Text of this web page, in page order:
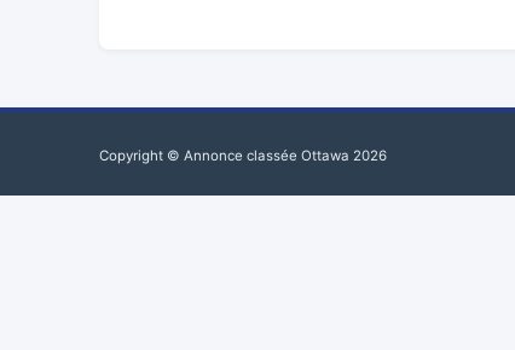
Copyright © Annonce classée Ottawa 2026